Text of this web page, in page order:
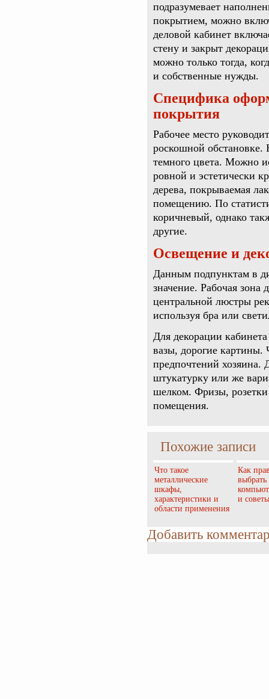
подразумевает
покрытием, можно
деловой кабинет
стену и закрыт
можно только тогда,
и собственные нужды.
Специфика
покрытия
Рабочее место
роскошной обстановке.
темного цвета. Можно
ровной и эстетически
дерева, покрываемая
помещению. По
коричневый, однако
другие.
Освещение и
Данным подпунктам в
значение. Рабочая
центральной люстры
используя бра или
Для декорации
вазы, дорогие картины.
предпочтений хозяина.
штукатурку или же
шелком. Фризы, розетки
помещения.
Похожие записи
Что такое
металлические
шкафы,
характеристики и
области применения
Как
выбрать
и советы
Добавить